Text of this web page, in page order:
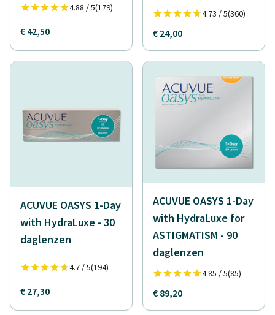
4.88 / 5(179)
€ 42,50
4.73 / 5(360)
€ 24,00
ACUVUE OASYS 1-Day
with HydraLuxe - 30
daglenzen
4.7 / 5(194)
€ 27,30
ACUVUE OASYS 1-Day
with HydraLuxe for
ASTIGMATISM - 90
daglenzen
4.85 / 5(85)
€ 89,20